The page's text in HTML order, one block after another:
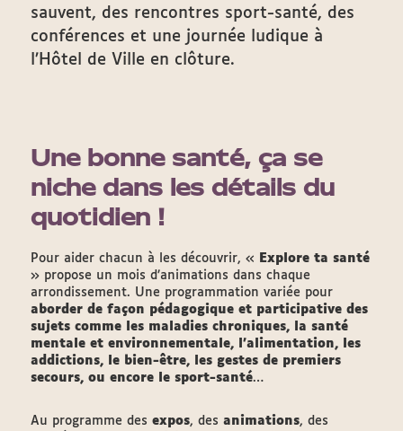
sauvent, des rencontres sport-santé, des
conférences et une journée ludique à
l’Hôtel de Ville en clôture.
Une bonne santé, ça se
niche dans les détails du
quotidien !
Pour aider chacun à les découvrir, «
Explore ta santé
» propose un mois d’animations dans chaque
arrondissement. Une programmation variée pour
aborder de façon pédagogique et participative des
sujets comme les maladies chroniques, la santé
mentale et environnementale, l’alimentation, les
addictions, le bien-être, les gestes de premiers
secours, ou encore le sport-santé…
Au programme des expos, des animations, des